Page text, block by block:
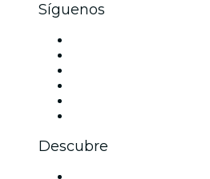
Síguenos
Descubre